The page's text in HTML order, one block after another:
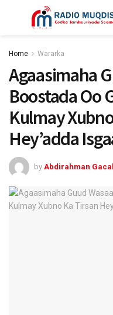
Home Wararka
Agaasimaha
Boostada Oo
Kulmay
Hey’adda
by Abdirahman